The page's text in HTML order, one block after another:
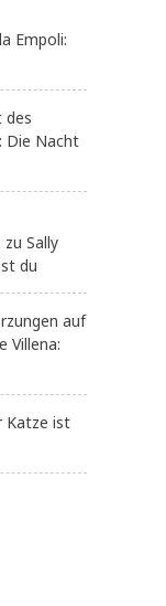
Empoli:
des
Die Nacht
zu Sally
du
auf
Villena:
Katze ist